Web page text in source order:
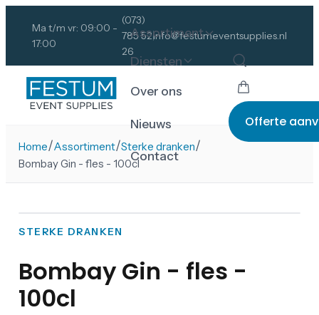
Ma t/m vr: 09:00 -
17:00
(073)
785 52
26
info@festumeventsupplies.nl
Assortiment
Diensten
Over ons
Nieuws
Contact
Offerte
Home/Assortiment/Sterke dranken/
Bombay Gin - fles - 100cl
STERKE DRANKEN
Bombay Gin - fles -
100cl